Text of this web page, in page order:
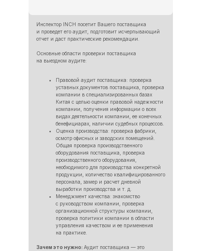
Инспектор INCH посетит Вашего поставщика
и проведет его аудит, подготовит исчерпывающий
отчет и даст практические рекомендации.
Основные области проверки поставщика
на выездном аудите:
Правовой аудит поставщика: проверка
уставных документов поставщика, проверка
компании в специализированных базах
Китая с целью оценки правовой надежности
компании, получения информации о всех
видах деятельности компании, ее конечных
бенефициарах, наличии судебных процессов.
Оценка производства: проверка фабрики,
осмотр офисных и заводских помещений.
Общая проверка производственного
оборудования поставщика, проверка
производственного оборудования,
необходимого для производства конкретной
продукции, количество квалифицированного
персонала, замер и расчет дневной
выработки производства и т. д.
Менеджмент качества: знакомство
с руководством компании, проверка
организационной структуры компании,
проверка политики компании в области
управления качеством и ее применения
на практике.
Зачем это нужно: Аудит поставщика — это